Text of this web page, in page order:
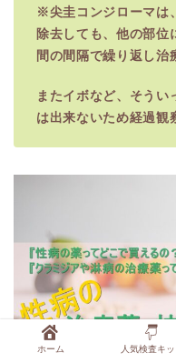
※尖圭コンジローマは
除去しても、他の部位
間の間隔で繰り返し治
またイボなど、そうい
は出来ないため経過観
ホーム 人気検査キッ